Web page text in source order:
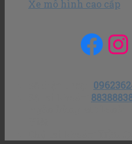
Xe mô hình cao cấp